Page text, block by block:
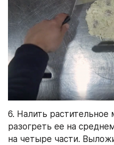
6. Налить растительное
разогреть ее на
на четыре части.